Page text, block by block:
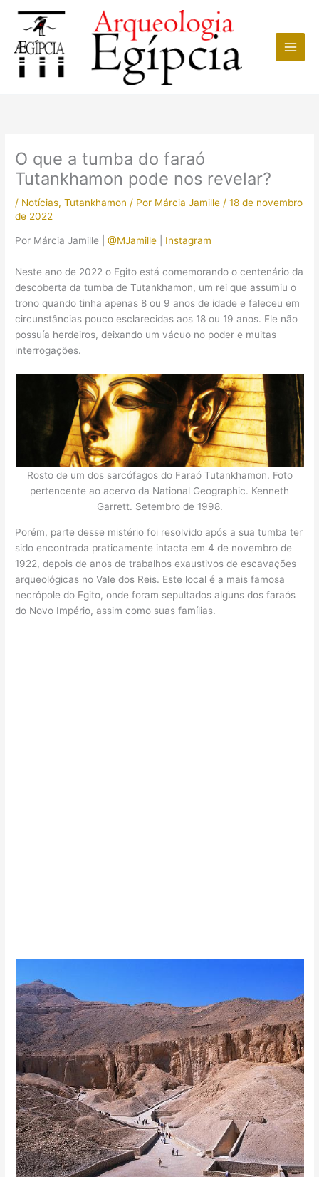
conteúdo
O que a tumba do faraó
Tutankhamon pode nos revelar?
/ Notícias,Tutankhamon / Por Márcia Jamille /18 de novembro
de 2022
Por Márcia Jamille |@MJamille Instagram
Neste ano de 2022 o Egito está comemorando o centenário da
descoberta da tumba de Tutankhamon, um rei que assumiu o
trono quando tinha apenas 8 ou 9 anos de idade e faleceu em
circunstâncias pouco esclarecidas aos 18 ou 19 anos. Ele não
possuía herdeiros, deixando um vácuo no poder e muitas
interrogações.
Rosto de um dos sarcófagos do Faraó Tutankhamon. Foto
pertencente ao acervo da National Geographic. Kenneth
Garrett. Setembro de 1998.
Porém, parte desse mistério foi resolvido após a sua tumba ter
sido encontrada praticamente intacta em 4 de novembro de
1922, depois de anos de trabalhos exaustivos de escavações
arqueológicas no Vale dos Reis. Este local é a mais famosa
necrópole do Egito, onde foram sepultados alguns dos faraós
do Novo Império, assim como suas famílias.